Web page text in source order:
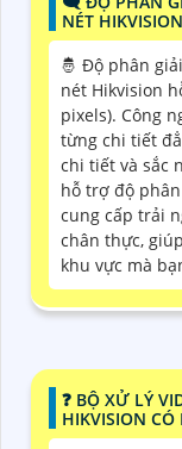
NÉT
🤴 Độ phân
nét Hikvision
pixels). Công
từng chi tiết
chi tiết và sắc
hỗ trợ độ
cung cấp trải
chân thực,
khu vực mà
️❓ BỘ XỬ LÝ
HIKVISION